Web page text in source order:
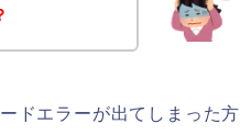
ドエラーが出てしまった方